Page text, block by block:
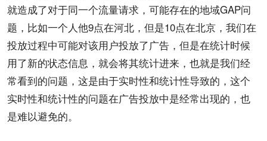
就造成了对于同一个流量请求，可能存在的地域GAP问
题，比如一个人他9点在河北，但是10点在北京，我们在
投放过程中可能对该用户投放了广告，但是在统计时候
用了新的状态信息，就会将其统计进来，也就是我们经
常看到的问题，这是由于实时性和统计性导致的，这个
实时性和统计性的问题在广告投放中是经常出现的，也
是难以避免的。